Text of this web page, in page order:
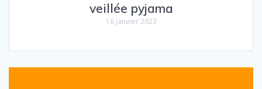
veillée pyjama
16 janvier 2023